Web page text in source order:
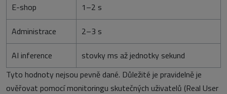
E-shop
1–2 s
Administrace
2–3 s
AI inference
stovky ms až jednotky sekund
Tyto hodnoty nejsou pevně dané. Důležité je pravidelně je
ověřovat pomocí monitoringu skutečných uživatelů (Real User